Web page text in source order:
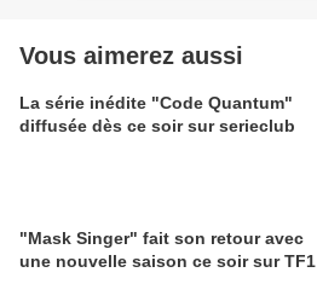
Vous aimerez aussi
La série inédite "Code Quantum"
diffusée dès ce soir sur serieclub
"Mask Singer" fait son retour avec
une nouvelle saison ce soir sur TF1